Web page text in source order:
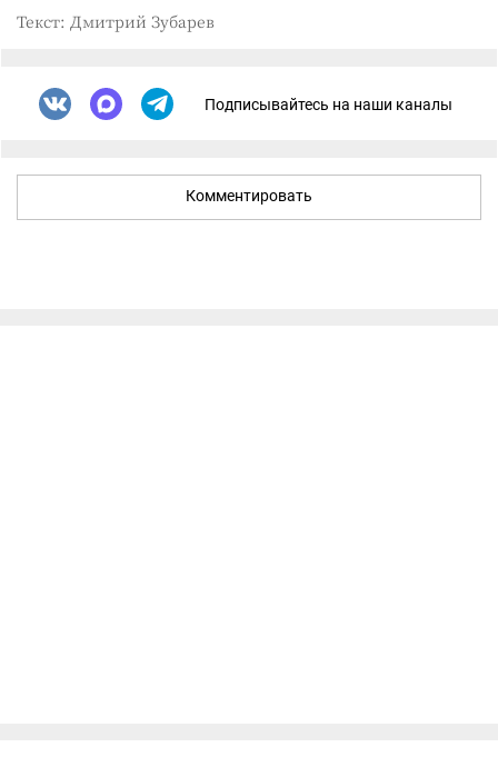
Текст: Дмитрий Зубарев
Подписывайтесь на наши каналы
Комментировать